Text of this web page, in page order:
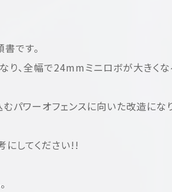
です。
、全幅で24mmミニロボが大きく
むパワーオフェンスに向いた改造にな
にしてください!!